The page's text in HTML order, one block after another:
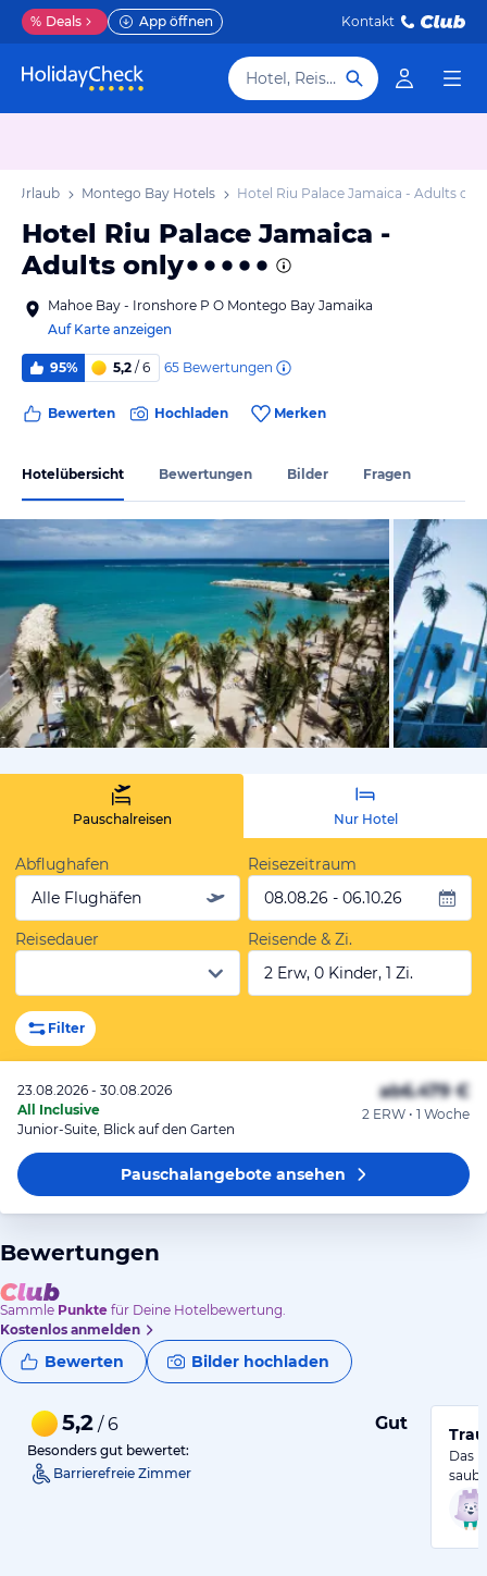
% Deals App öffnen Kontakt
Hotel, Reiseziel
Urlaub Montego Bay Hotels Hotel Riu Palace Jamaica - Adults only
Hotel Riu Palace Jamaica -
Adults only
Mahoe Bay - Ironshore P O Montego Bay Jamaika
Auf Karte anzeigen
95% 5,2 / 6 65 Bewertungen
Bewerten Hochladen Merken
Hotelübersicht Bewertungen Bilder Fragen
vom
Pauschalreisen Nur Hotel
Abflughafen
Alle Flughäfen
Reisezeitraum
08.08.26 - 06.10.26
Reisedauer
Reisende & Zi.
2 Erw, 0 Kinder, 1 Zi.
Filter
23.08.2026 - 30.08.2026
All Inclusive
Junior-Suite, Blick auf den Garten
ab6.479 €
2 ERW • 1 Woche
Pauschalangeboteansehen
Bewertungen
Sammle Punkte für Deine Hotelbewertung.
Kostenlos anmelden
Bewerten Bilder hochladen
5,2 / 6 Gut
Besonders gut bewertet:
Barrierefreie Zimmer
Das